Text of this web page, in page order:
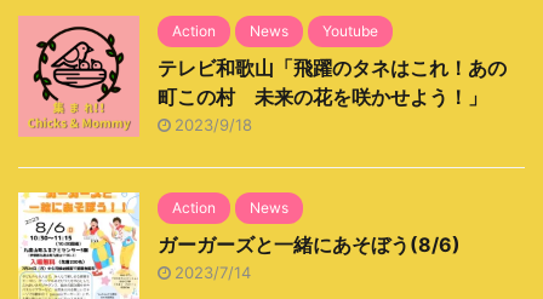
Action News Youtube
テレビ和歌山「飛躍のタネはこれ！あの
町この村 未来の花を咲かせよう！」
2023/9/18
Action News
ガーガーズと一緒にあそぼう(8/6)
2023/7/14